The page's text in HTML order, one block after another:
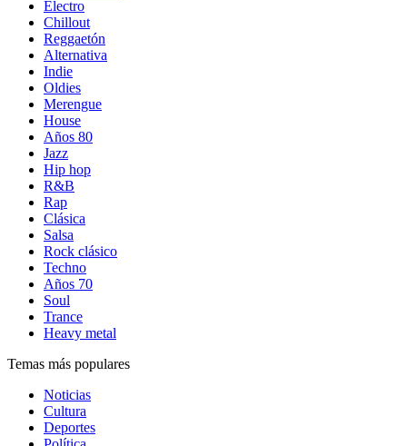
Electro
Chillout
Reggaetón
Alternativa
Indie
Oldies
Merengue
House
Años 80
Jazz
Hip hop
R&B
Rap
Clásica
Salsa
Rock clásico
Techno
Años 70
Soul
Trance
Heavy metal
Temas más populares
Noticias
Cultura
Deportes